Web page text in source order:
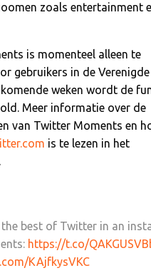
zoals entertainment
is momenteel alleen te
gebruikers in de Verenigde
komende weken wordt de
Meer informatie over de
van Twitter Moments en
is te lezen in het
.
the best of Twitter in an
https://t.co/
KAjfkysVKC